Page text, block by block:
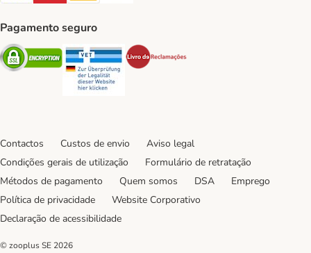
Pagamento seguro
Security Security
Contactos Custos de envio
Aviso legal
Condições gerais de utilização
Formulário de retratação
Métodos de pagamento
Quem somos DSA
Emprego
Política de privacidade
Website Corporativo
Declaração de acessibilidade
© zooplus SE 2026